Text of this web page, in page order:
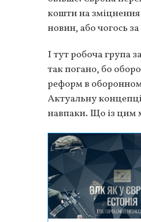
кошти на
новин, або чогось
І тут робоча група
так погано, бо
реформ в
Актуальну
навпаки. Що із цим